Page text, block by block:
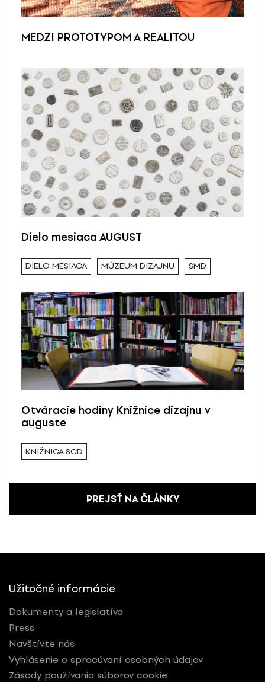
MEDZI PROTOTYPOM A REALITOU
Dielo mesiaca AUGUST
DIELO MESIACA MÚZEUM DIZAJNU SMD
Otváracie hodiny Knižnice dizajnu v
auguste
KNIŽNICA SCD
PREJSŤ NA ČLÁNKY
Užitočné informácie
Dokumenty a legislatíva
Press
Navštívte nás
Vyhlásenie o spracúvaní osobných údajov
Zásady používania súborov cookie